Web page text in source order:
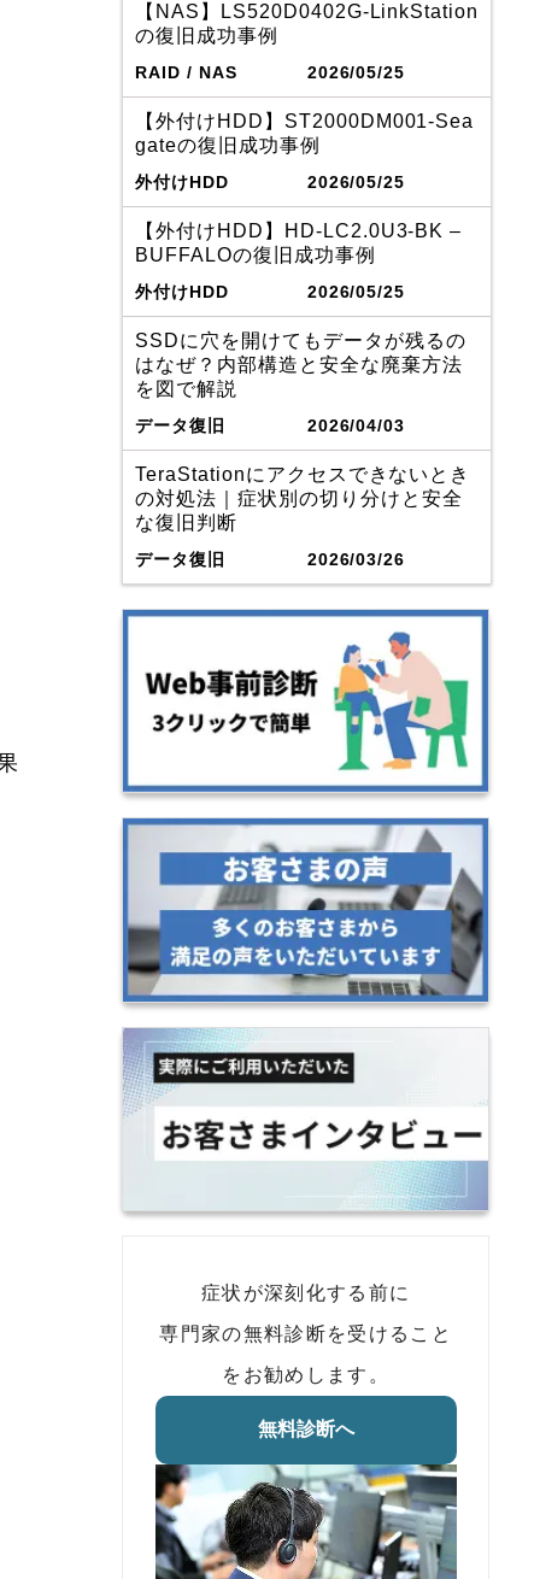
【NAS】LS520D0402G-LinkStation
の復旧成功事例
RAID / NAS 2026/05/25
【外付けHDD】ST2000DM001-Sea
gateの復旧成功事例
外付けHDD 2026/05/25
【外付けHDD】HD-LC2.0U3-BK –
BUFFALOの復旧成功事例
外付けHDD 2026/05/25
SSDに穴を開けてもデータが残るの
はなぜ？内部構造と安全な廃棄方法
を図で解説
データ復旧 2026/04/03
TeraStationにアクセスできないとき
の対処法｜症状別の切り分けと安全
な復旧判断
データ復旧 2026/03/26
症状が深刻化する前に
専門家の無料診断を受けること
をお勧めします。
無料診断へ